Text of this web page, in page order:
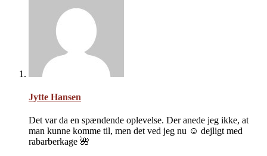
Jytte Hansen
Det var da en spændende oplevelse. Der anede jeg ikke, at
man kunne komme til, men det ved jeg nu ☺️ dejligt med
rabarberkage 🌺